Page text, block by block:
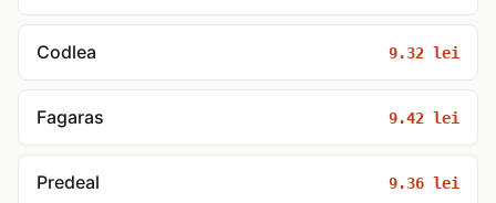
Codlea 9.32 lei
Fagaras 9.42 lei
Predeal 9.36 lei